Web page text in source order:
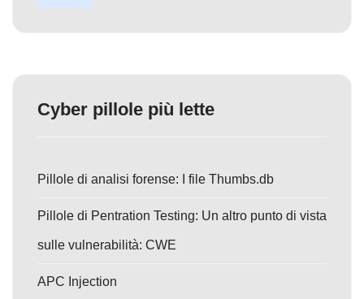
Cyber pillole più lette
Pillole di analisi forense: I file Thumbs.db
Pillole di Pentration Testing: Un altro punto di vista
sulle vulnerabilità: CWE
APC Injection